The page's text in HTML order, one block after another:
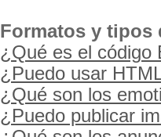
Formatos y tipos
¿Qué es el código
¿Puedo usar
¿Qué son los
¿Puedo publicar